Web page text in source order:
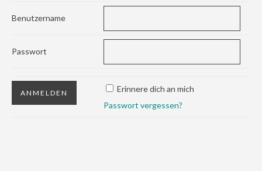
Benutzername
Passwort
Erinnere dich an mich
Passwort vergessen?